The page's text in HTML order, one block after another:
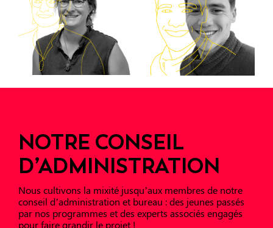
NOTRE CONSEIL
D’ADMINISTRATION
Nous cultivons la mixité jusqu’aux membres de notre
conseil d’administration et bureau : des jeunes passés
par nos programmes et des experts associés engagés
pour faire grandir le projet !